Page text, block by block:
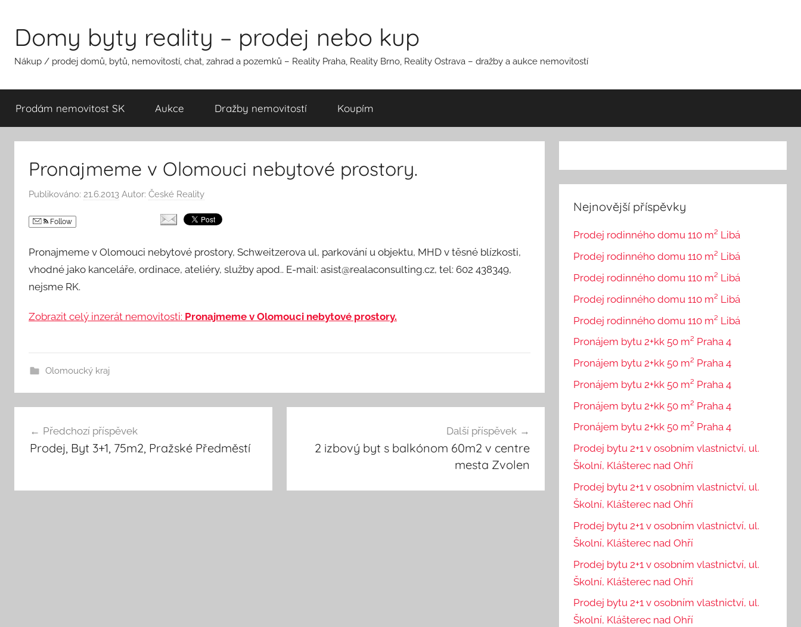
obsahu
Domy byty reality – prodej nebo kup
Nákup / prodej domů, bytů, nemovitostí, chat, zahrad a pozemků – Reality Praha, Reality Brno, Reality Ostrava – dražby a aukce nemovitostí
Prodám nemovitost SK Aukce Dražby nemovitostí Koupím
Pronajmeme v Olomouci nebytové prostory.
Publikováno: 21.6.2013 Autor: České Reality
Follow
Pronajmeme v Olomouci nebytové prostory, Schweitzerova ul, parkování u objektu, MHD v těsné blízkosti,
vhodné jako kanceláře, ordinace, ateliéry, služby apod.. E-mail: asist@realaconsulting.cz, tel: 602 438349,
nejsme RK.
Zobrazit celý inzerát nemovitosti: Pronajmeme v Olomouci nebytové prostory.
Olomoucký kraj
Navigace
pro
Předchozí příspěvek
Prodej, Byt 3+1, 75m2, Pražské Předměstí
Další příspěvek
2 izbový byt s balkónom 60m2 v centre
mesta Zvolen
Nejnovější příspěvky
Prodej rodinného domu 110 m² Libá
Prodej rodinného domu 110 m² Libá
Prodej rodinného domu 110 m² Libá
Prodej rodinného domu 110 m² Libá
Prodej rodinného domu 110 m² Libá
Pronájem bytu 2+kk 50 m² Praha 4
Pronájem bytu 2+kk 50 m² Praha 4
Pronájem bytu 2+kk 50 m² Praha 4
Pronájem bytu 2+kk 50 m² Praha 4
Pronájem bytu 2+kk 50 m² Praha 4
Prodej bytu 2+1 v osobním vlastnictví, ul.
Školní, Klášterec nad Ohří
Prodej bytu 2+1 v osobním vlastnictví, ul.
Školní, Klášterec nad Ohří
Prodej bytu 2+1 v osobním vlastnictví, ul.
Školní, Klášterec nad Ohří
Prodej bytu 2+1 v osobním vlastnictví, ul.
Školní, Klášterec nad Ohří
Prodej bytu 2+1 v osobním vlastnictví, ul.
Školní, Klášterec nad Ohří